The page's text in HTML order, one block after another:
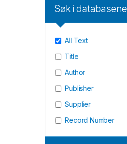
Søk i databasene
All Text
Title
Author
Publisher
Supplier
Record Number